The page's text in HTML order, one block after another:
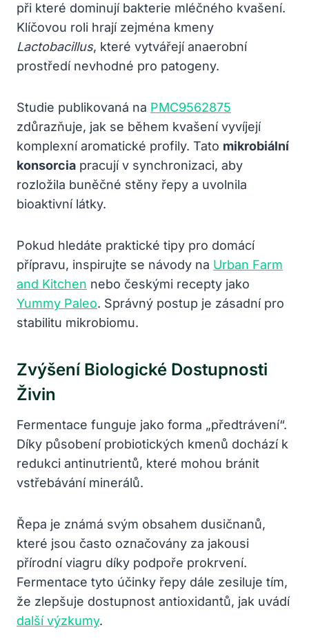
při které dominují bakterie mléčného kvašení.
Klíčovou roli hrají zejména kmeny
Lactobacillus, které vytvářejí anaerobní
prostředí nevhodné pro patogeny.
Studie publikovaná na PMC9562875
zdůrazňuje, jak se během kvašení vyvíjejí
komplexní aromatické profily. Tato mikrobiální
konsorcia pracují v synchronizaci, aby
rozložila buněčné stěny řepy a uvolnila
bioaktivní látky.
Pokud hledáte praktické tipy pro domácí
přípravu, inspirujte se návody na Urban Farm
and Kitchen nebo českými recepty jako
Yummy Paleo. Správný postup je zásadní pro
stabilitu mikrobiomu.
Zvýšení Biologické Dostupnosti
Živin
Fermentace funguje jako forma „předtrávení“.
Díky působení probiotických kmenů dochází k
redukci antinutrientů, které mohou bránit
vstřebávání minerálů.
Řepa je známá svým obsahem dusičnanů,
které jsou často označovány za jakousi
přírodní viagru díky podpoře prokrvení.
Fermentace tyto účinky řepy dále zesiluje tím,
že zlepšuje dostupnost antioxidantů, jak uvádí
další výzkumy.